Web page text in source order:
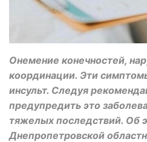
Онемение конечностей,
координации. Эти
инсульт. Следуя
предупредить это
тяжелых последствий. Об
Днепропетровской